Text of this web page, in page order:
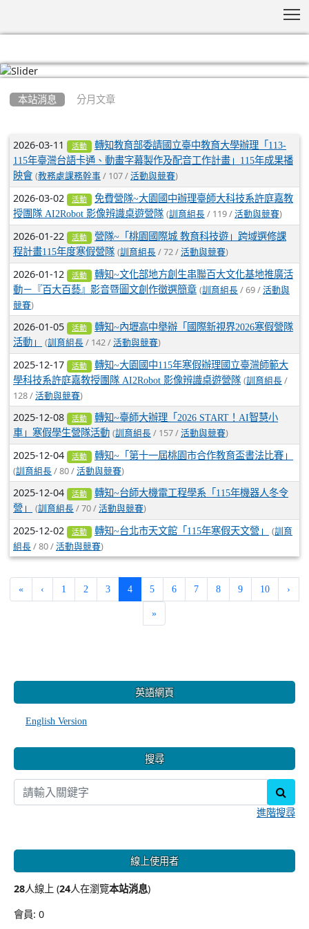
本站消息 分月文章
文章列表
2026-03-11 活動
轉知教育部委請國立臺中教育大學辦理「113-
115年臺灣台語卡通、動畫字幕製作及配音工作計畫」115年成果播
映會 (教務處課務幹事 / 107 / 活動與競賽)
2026-03-02 活動
免費營隊~大園國中辦理臺師大科技系許庭嘉教
授團隊 AI2Robot 影像辨識桌遊營隊 (訓育組長 / 119 / 活動與競賽)
2026-01-22 活動
營隊~「桃園國際城 教育科技遊」跨域選修課
程計畫115年度寒假營隊 (訓育組長 / 72 / 活動與競賽)
2026-01-12 活動
轉知~文化部地方創生串聯百大文化基地推廣活
動－『百大百藝』影音暨圖文創作徵選簡章 (訓育組長 / 69 / 活動與
競賽)
2026-01-05 活動
轉知~內壢高中舉辦「國際新視界2026寒假營隊
活動」
(訓育組長 / 142 / 活動與競賽)
2025-12-17 活動
轉知~大園國中115年寒假辦理國立臺灣師範大
學科技系許庭嘉教授團隊 AI2Robot 影像辨識桌遊營隊 (訓育組長 /
128 / 活動與競賽)
2025-12-08 活動
轉知~臺師大辦理「2026 START！AI智慧小
車」寒假學生營隊活動 (訓育組長 / 157 / 活動與競賽)
2025-12-04 活動 轉知~「第十一屆桃園市合作教育盃書法比賽」
(訓育組長 / 80 / 活動與競賽)
2025-12-04 活動
轉知~台師大機電工程學系「115年機器人冬令
營」
(訓育組長 / 70 / 活動與競賽)
2025-12-02 活動 轉知~台北市天文館「115年寒假天文營」 (訓育
組長 / 80 / 活動與競賽)
« ‹ 1 2 3 4(current)
5 6 7 8 9 10 ›
»
英語網頁
English Version
搜尋
進階搜尋
線上使用者
28人線上 (24人在瀏覽本站消息)
會員: 0